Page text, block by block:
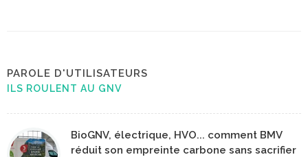
PAROLE D'UTILISATEURS
ILS ROULENT AU GNV
BioGNV, électrique, HVO... comment BMV
réduit son empreinte carbone sans sacrifier